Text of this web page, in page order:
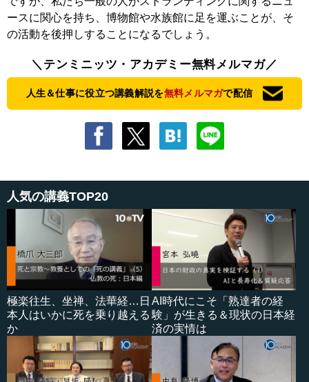
ースに関心を持ち、博物館や水族館に足を運ぶことが、そ
の活動を後押しすることになるでしょう。
＼テンミニッツ・アカデミー無料メルマガ／
人生＆仕事に役立つ講義解説を無料メルマガで配信
人気の講義TOP20
極楽往生、坐禅、法華経…日
本人はいかに死を乗り越える
か
AI時代にこそ「熟達者の経
験」が生きる＆現状の日本経
済の実情は